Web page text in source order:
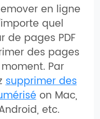
en ligne
quel
de pages PDF
des pages
Par
supprimer des
on Mac,
etc.